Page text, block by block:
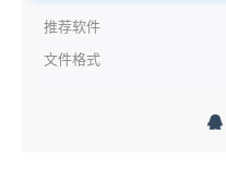
推荐软件
文件格式